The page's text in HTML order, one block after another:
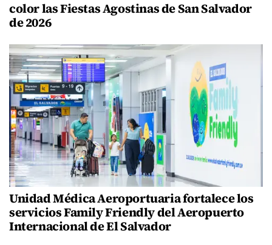
color las Fiestas Agostinas de San Salvador
de 2026
Unidad Médica Aeroportuaria fortalece los
servicios Family Friendly del Aeropuerto
Internacional de El Salvador